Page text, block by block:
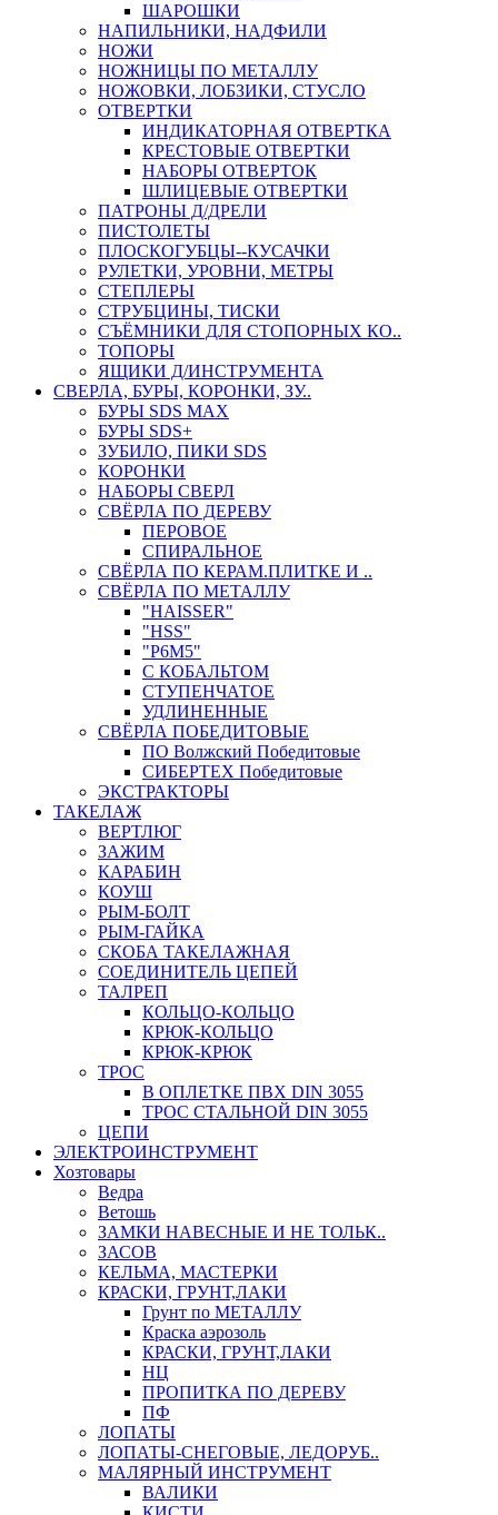
ШАРОШКИ
НАПИЛЬНИКИ, НАДФИЛИ
НОЖИ
НОЖНИЦЫ ПО МЕТАЛЛУ
НОЖОВКИ, ЛОБЗИКИ, СТУСЛО
ОТВЕРТКИ
ИНДИКАТОРНАЯ ОТВЕРТКА
КРЕСТОВЫЕ ОТВЕРТКИ
НАБОРЫ ОТВЕРТОК
ШЛИЦЕВЫЕ ОТВЕРТКИ
ПАТРОНЫ Д/ДРЕЛИ
ПИСТОЛЕТЫ
ПЛОСКОГУБЦЫ--КУСАЧКИ
РУЛЕТКИ, УРОВНИ, МЕТРЫ
СТЕПЛЕРЫ
СТРУБЦИНЫ, ТИСКИ
СЪЁМНИКИ ДЛЯ СТОПОРНЫХ КО..
ТОПОРЫ
ЯЩИКИ Д/ИНСТРУМЕНТА
СВЕРЛА, БУРЫ, КОРОНКИ, ЗУ..
БУРЫ SDS MAX
БУРЫ SDS+
ЗУБИЛО, ПИКИ SDS
КОРОНКИ
НАБОРЫ СВЕРЛ
СВЁРЛА ПО ДЕРЕВУ
ПЕРОВОЕ
СПИРАЛЬНОЕ
СВЁРЛА ПО КЕРАМ.ПЛИТКЕ И ..
СВЁРЛА ПО МЕТАЛЛУ
"HAISSER"
"HSS"
"Р6М5"
С КОБАЛЬТОМ
СТУПЕНЧАТОЕ
УДЛИНЕННЫЕ
СВЁРЛА ПОБЕДИТОВЫЕ
ПО Волжский Победитовые
СИБЕРТЕХ Победитовые
ЭКСТРАКТОРЫ
ТАКЕЛАЖ
ВЕРТЛЮГ
ЗАЖИМ
КАРАБИН
КОУШ
РЫМ-БОЛТ
РЫМ-ГАЙКА
СКОБА ТАКЕЛАЖНАЯ
СОЕДИНИТЕЛЬ ЦЕПЕЙ
ТАЛРЕП
КОЛЬЦО-КОЛЬЦО
КРЮК-КОЛЬЦО
КРЮК-КРЮК
ТРОС
В ОПЛЕТКЕ ПВХ DIN 3055
ТРОС СТАЛЬНОЙ DIN 3055
ЦЕПИ
ЭЛЕКТРОИНСТРУМЕНТ
Хозтовары
Ведра
Ветошь
ЗАМКИ НАВЕСНЫЕ И НЕ ТОЛЬК..
ЗАСОВ
КЕЛЬМА, МАСТЕРКИ
КРАСКИ, ГРУНТ,ЛАКИ
Грунт по МЕТАЛЛУ
Краска аэрозоль
КРАСКИ, ГРУНТ,ЛАКИ
НЦ
ПРОПИТКА ПО ДЕРЕВУ
ПФ
ЛОПАТЫ
ЛОПАТЫ-СНЕГОВЫЕ, ЛЕДОРУБ..
МАЛЯРНЫЙ ИНСТРУМЕНТ
ВАЛИКИ